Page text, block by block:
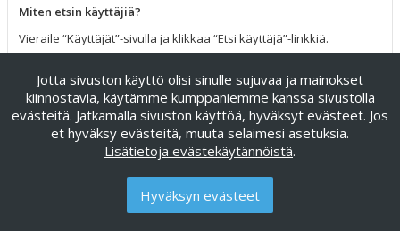
Miten etsin käyttäjiä?
Vieraile “Käyttäjät”-sivulla ja klikkaa “Etsi käyttäjä”-linkkiä.
Ylös
Miten löydän omat viestini ja viestiketjuni?
Omat viestisi näet klikkaamalla “Katso omia viestejäsi”-linkkiä
omissa asetuksissa tai klikkaamalla “Etsi käyttäjän viesteistä”-
foorumin ylälaidassa. Etsiäksesi omia viestiketjuja, käytä
tarkennettua hakua ja täytä sen hakuehdot haluamallasi tavalla.
Jotta sivuston käyttö olisi sinulle sujuvaa ja mainokset
kiinnostavia, käytämme kumppaniemme kanssa sivustolla
evästeitä. Jatkamalla sivuston käyttöä, hyväksyt evästeet. Jos
et hyväksy evästeitä, muuta selaimesi asetuksia.
Lisätietoja evästekäytännöistä.
Hyväksyn evästeet